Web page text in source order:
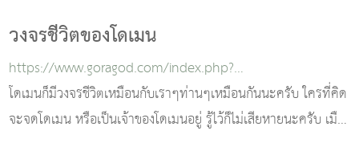
วงจรชีวิตของโดเมน
https://www.goragod.com/index.php?
module=domaincycle
โดเมนก็มีวงจรชีวิตเหมือนกับเราๆท่านๆเหมือนกันนะครับ ใครที่คิด
จะจดโดเมน หรือเป็นเจ้าของโดเมนอยู่ รู้ไว้ก็ไม่เสียหายนะครับ เมือ